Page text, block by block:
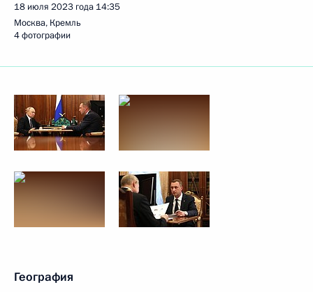
18 июля 2023 года 14:35
Москва, Кремль
4 фотографии
География